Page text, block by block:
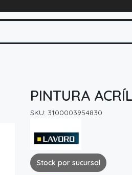
PINTURA
SKU: 3100003954830
Stock por sucursal